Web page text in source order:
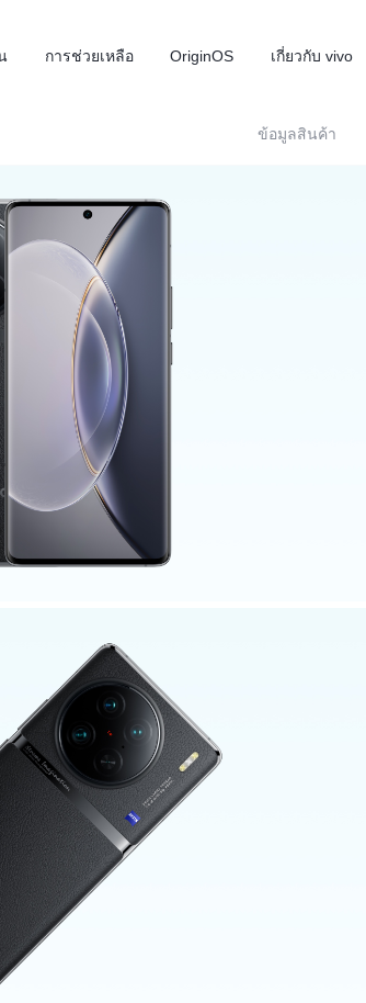
การช่วยเหลือ OriginOS เกี่ยวกับ vivo
ข้อมูลสินค้า